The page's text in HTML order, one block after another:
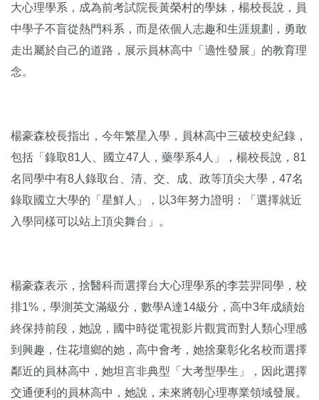
大心理學系，成為前考試院長黃榮村的學妹，楊校長說，員
中學子不盲從熱門科系，而是依個人志趣和生涯規劃，勇敢
走出屬於自己的道路，展示員林高中「適性發展」的教育理
念。
楊豪森校長指出，今年繁星入學，員林高中三破校史紀錄，
包括「錄取81人、國立47人，藥學系4人」，楊校長說，81
名同學中有8人錄取台、清、交、成、政等頂尖大學，47名
錄取國立大學的「星鮮人」，以3年努力證明：「選擇就近
入學同樣可以站上頂尖舞台」。
楊豪森表示，捨醫科而選擇台大心理學系的李芸羿同學，校
排1%，學測英文滿級分，數學A達14級分，高中3年成績始
終保持前段，她說，國中時從電視影片觀賞而對人類心理感
到興趣，住花壇鄉的她，高中會考，她捨棄彰化名校而選擇
鄰近的員林高中，她坦言非典型「大考型學生」，因此選擇
交通便利的員林高中，她說，未來將朝心理專業領域發展。